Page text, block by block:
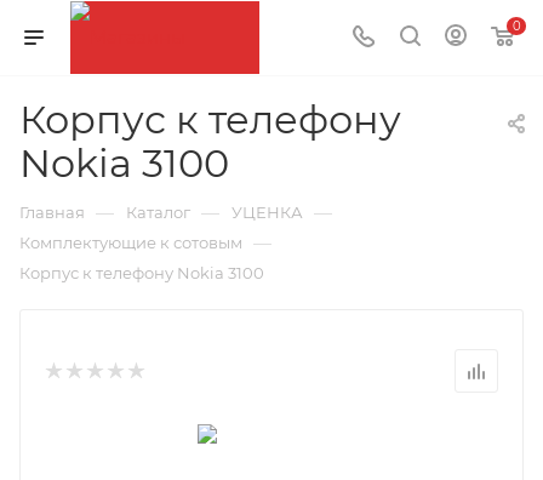
0
Корпус к телефону
Nokia 3100
Главная — Каталог — УЦЕНКА —
Комплектующие к сотовым —
Корпус к телефону Nokia 3100